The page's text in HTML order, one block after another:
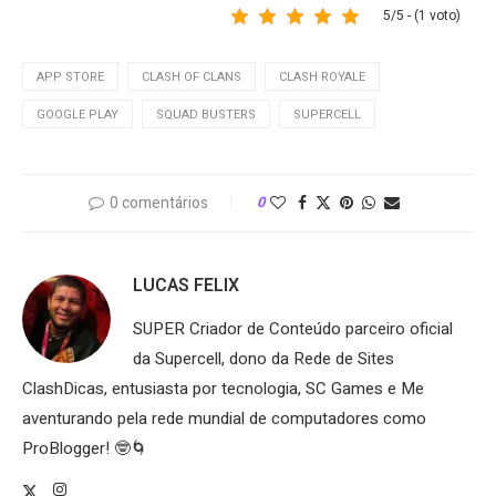
5/5 - (1 voto)
APP STORE CLASH OF CLANS
CLASH ROYALE
GOOGLE PLAY
SQUAD BUSTERS SUPERCELL
0 comentários 0
LUCAS FELIX
SUPER Criador de Conteúdo parceiro oficial
da Supercell, dono da Rede de Sites
ClashDicas, entusiasta por tecnologia, SC Games e Me
aventurando pela rede mundial de computadores como
ProBlogger! 🤓🌀